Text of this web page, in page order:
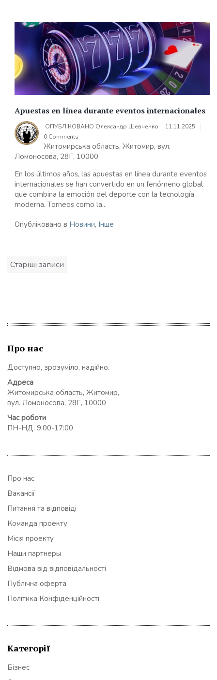
Apuestas en línea durante eventos internacionales
ОПУБЛІКОВАНО Олександр Шевченко
11.11.2025
0 Comments
Житомирська область, Житомир, вул.
Ломоносова, 28Г, 10000
En los últimos años, las apuestas en línea durante eventos
internacionales se han convertido en un fenómeno global
que combina la emoción del deporte con la tecnología
moderna. Torneos como la...
Опубліковано в Новини, Інше
Навігація
записів
Старіші записи
Про нас
Доступно, зрозуміло, надійно.
Адреса
Житомирська область, Житомир,
вул. Ломоносова, 28Г, 10000
Час роботи
ПН-НД: 9:00-17:00
Про нас
Вакансії
Питання та відповіді
Команда проекту
Місія проекту
Наши партнеры
Відмова від відповідальності
Публічна оферта
Політика Конфіденційності
Категорії
Бізнес